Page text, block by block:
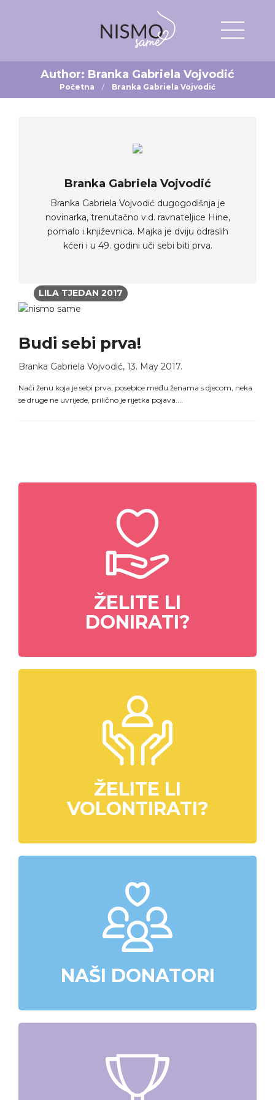
Author: Branka Gabriela Vojvodić
Početna Branka Gabriela Vojvodić
Branka Gabriela Vojvodić
Branka Gabriela Vojvodić dugogodišnja je
novinarka, trenutačno v.d. ravnateljice Hine,
pomalo i književnica. Majka je dviju odraslih
kćeri i u 49. godini uči sebi biti prva.
LILA TJEDAN 2017
Budi sebi prva!
Branka Gabriela Vojvodić, 13. May 2017.
Naći ženu koja je sebi prva, posebice među ženama s djecom, neka
se druge ne uvrijede, prilično je rijetka pojava....
ŽELITE LI
DONIRATI?
ŽELITE LI
VOLONTIRATI?
NAŠI DONATORI